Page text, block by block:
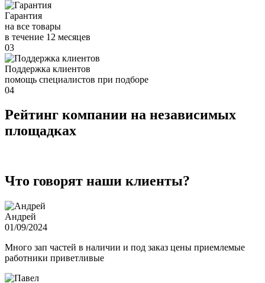
Гарантия
на все товары
в течение 12 месяцев
03
Поддержка клиентов
помощь специалистов при подборе
04
Рейтинг компании на независимых
площадках
Что говорят наши клиенты?
Андрей
01/09/2024
Много зап частей в наличии и под заказ цены приемлемые
работники приветливые